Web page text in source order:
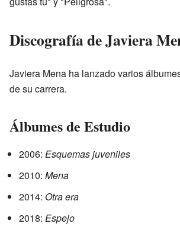
Discografía de Javiera
Javiera Mena ha lanzado varios
de su carrera.
Álbumes de Estudio
2006: Esquemas juveniles
2010: Mena
2014: Otra era
2018: Espejo